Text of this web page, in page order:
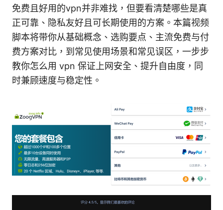
免费且好用的vpn并非难找，但要看清楚哪些是真
正可靠、隐私友好且可长期使用的方案。本篇视频
脚本将带你从基础概念、选购要点、主流免费与付
费方案对比，到常见使用场景和常见误区，一步步
教你怎么用 vpn 保证上网安全、提升自由度，同
时兼顾速度与稳定性。